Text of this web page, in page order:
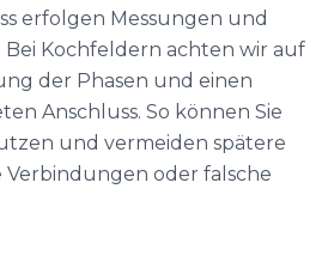
erfolgen Messungen und
Kochfeldern achten wir auf
der Phasen und einen
Anschluss. So können Sie
und vermeiden spätere
Verbindungen oder falsche